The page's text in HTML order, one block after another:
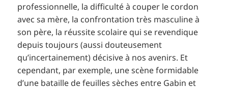
professionnelle, la difficulté à couper le cordon
avec sa mère, la confrontation très masculine à
son père, la réussite scolaire qui se revendique
depuis toujours (aussi douteusement
qu’incertainement) décisive à nos avenirs. Et
cependant, par exemple, une scène formidable
d’une bataille de feuilles sèches entre Gabin et